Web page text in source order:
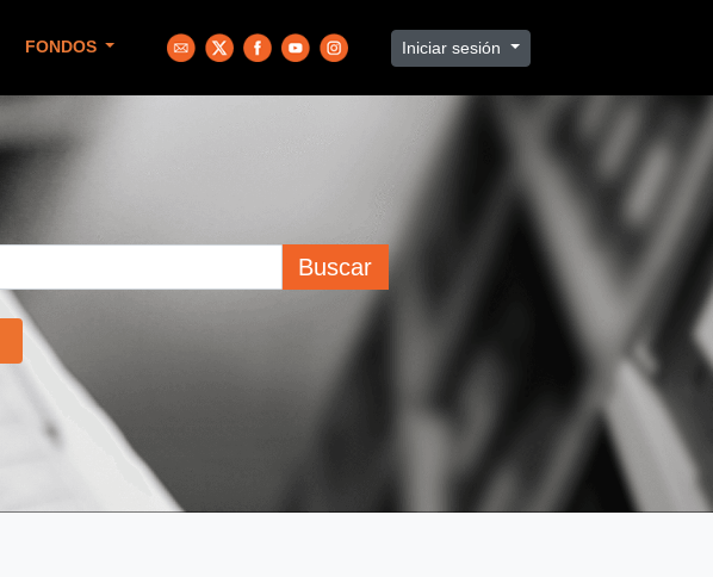
FONDOS Iniciar sesión
Buscar